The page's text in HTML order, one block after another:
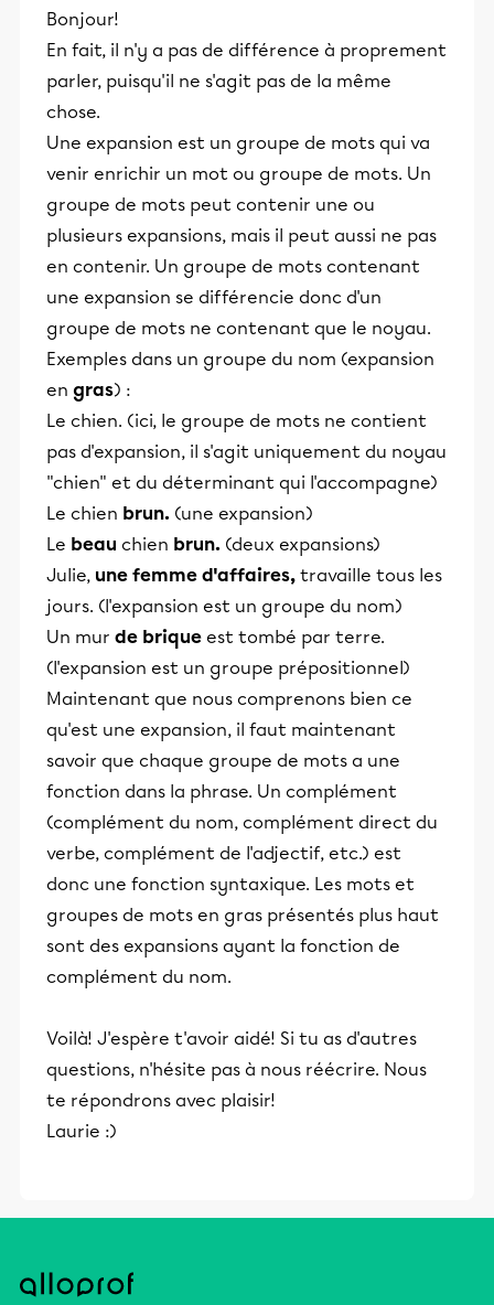
Bonjour!
En fait, il n'y a pas de différence à proprement
parler, puisqu'il ne s'agit pas de la même
chose.
Une expansion est un groupe de mots qui va
venir enrichir un mot ou groupe de mots. Un
groupe de mots peut contenir une ou
plusieurs expansions, mais il peut aussi ne pas
en contenir. Un groupe de mots contenant
une expansion se différencie donc d'un
groupe de mots ne contenant que le noyau.
Exemples dans un groupe du nom (expansion
en gras) :
Le chien. (ici, le groupe de mots ne contient
pas d'expansion, il s'agit uniquement du noyau
"chien" et du déterminant qui l'accompagne)
Le chien brun. (une expansion)
Le beau chien brun. (deux expansions)
Julie, une femme d'affaires, travaille tous les
jours. (l'expansion est un groupe du nom)
Un mur de brique est tombé par terre.
(l'expansion est un groupe prépositionnel)
Maintenant que nous comprenons bien ce
qu'est une expansion, il faut maintenant
savoir que chaque groupe de mots a une
fonction dans la phrase. Un complément
(complément du nom, complément direct du
verbe, complément de l'adjectif, etc.) est
donc une fonction syntaxique. Les mots et
groupes de mots en gras présentés plus haut
sont des expansions ayant la fonction de
complément du nom.
Voilà! J'espère t'avoir aidé! Si tu as d'autres
questions, n'hésite pas à nous réécrire. Nous
te répondrons avec plaisir!
Laurie :)